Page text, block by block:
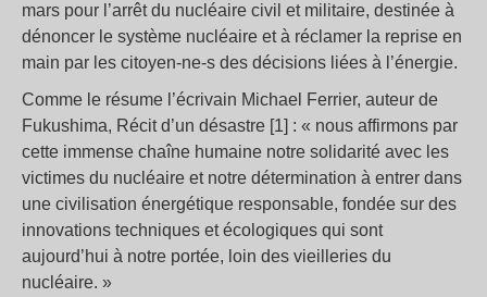
mars pour l’arrêt du nucléaire civil et militaire, destinée à
dénoncer le système nucléaire et à réclamer la reprise en
main par les citoyen-ne-s des décisions liées à l’énergie.
Comme le résume l’écrivain Michael Ferrier, auteur de
Fukushima, Récit d’un désastre [1] : « nous affirmons par
cette immense chaîne humaine notre solidarité avec les
victimes du nucléaire et notre détermination à entrer dans
une civilisation énergétique responsable, fondée sur des
innovations techniques et écologiques qui sont
aujourd’hui à notre portée, loin des vieilleries du
nucléaire. »